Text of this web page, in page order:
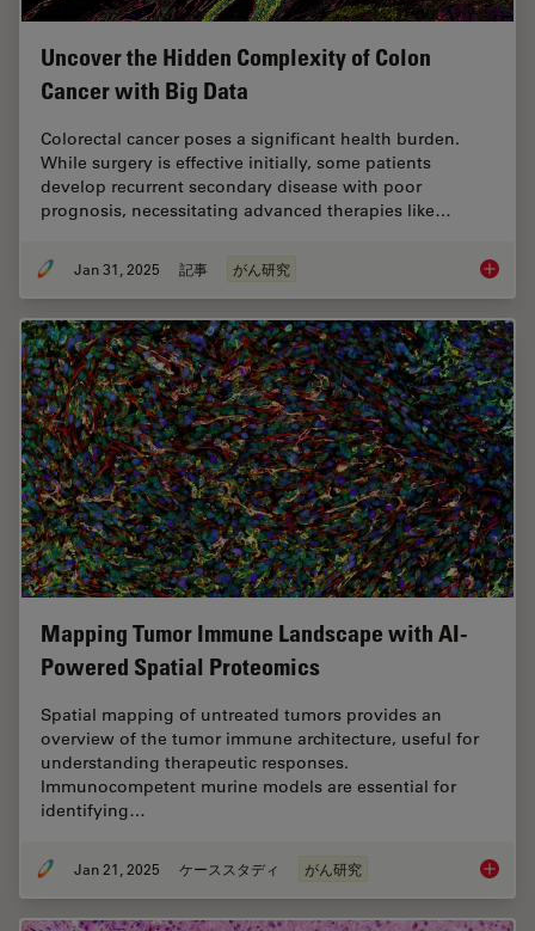
Uncover the Hidden Complexity of Colon
Cancer with Big Data
Colorectal cancer poses a significant health burden.
While surgery is effective initially, some patients
develop recurrent secondary disease with poor
prognosis, necessitating advanced therapies like…
Jan 31, 2025 記事 がん研究
Mapping Tumor Immune Landscape with AI-
Powered Spatial Proteomics
Spatial mapping of untreated tumors provides an
overview of the tumor immune architecture, useful for
understanding therapeutic responses.
Immunocompetent murine models are essential for
identifying…
Jan 21, 2025 ケーススタディ がん研究